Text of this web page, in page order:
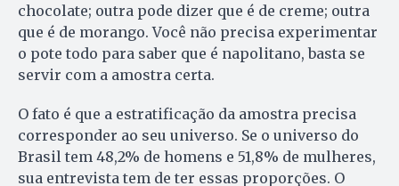
chocolate; outra pode dizer que é de creme; outra
que é de morango. Você não precisa experimentar
o pote todo para saber que é napolitano, basta se
servir com a amostra certa.
O fato é que a estratificação da amostra precisa
corresponder ao seu universo. Se o universo do
Brasil tem 48,2% de homens e 51,8% de mulheres,
sua entrevista tem de ter essas proporções. O